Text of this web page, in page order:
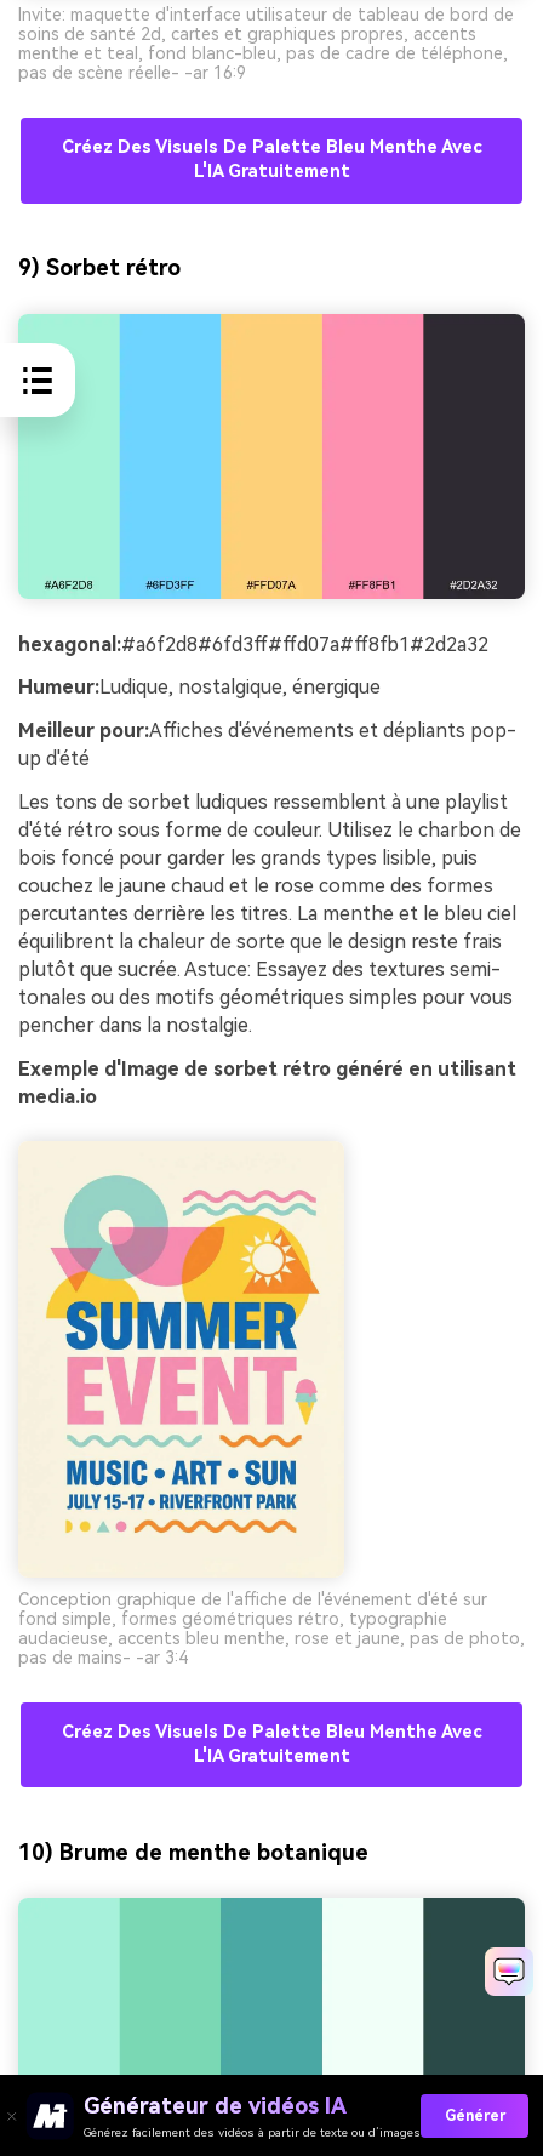
Invite: maquette d'interface utilisateur de tableau de bord de
soins de santé 2d, cartes et graphiques propres, accents
menthe et teal, fond blanc-bleu, pas de cadre de téléphone,
pas de scène réelle- -ar 16:9
Créez Des Visuels De Palette Bleu Menthe Avec
L'IA Gratuitement
9) Sorbet rétro
hexagonal:#a6f2d8#6fd3ff#ffd07a#ff8fb1#2d2a32
Humeur:Ludique, nostalgique, énergique
Meilleur pour:Affiches d'événements et dépliants pop-
up d'été
Les tons de sorbet ludiques ressemblent à une playlist
d'été rétro sous forme de couleur. Utilisez le charbon de
bois foncé pour garder les grands types lisible, puis
couchez le jaune chaud et le rose comme des formes
percutantes derrière les titres. La menthe et le bleu ciel
équilibrent la chaleur de sorte que le design reste frais
plutôt que sucrée. Astuce: Essayez des textures semi-
tonales ou des motifs géométriques simples pour vous
pencher dans la nostalgie.
Exemple d'Image de sorbet rétro généré en utilisant
media.io
Conception graphique de l'affiche de l'événement d'été sur
fond simple, formes géométriques rétro, typographie
audacieuse, accents bleu menthe, rose et jaune, pas de photo,
pas de mains- -ar 3:4
Créez Des Visuels De Palette Bleu Menthe Avec
L'IA Gratuitement
10) Brume de menthe botanique
Générateur de vidéos IA
Générez facilement des vidéos à partir de texte ou d’images
Générer